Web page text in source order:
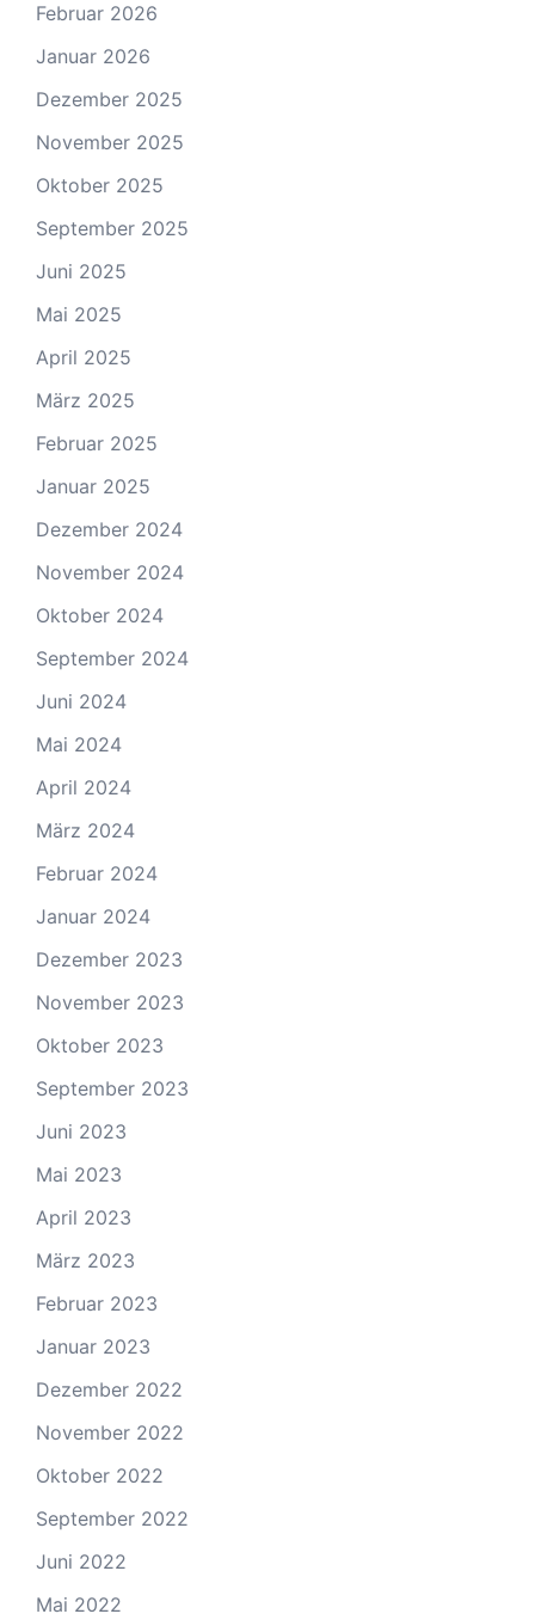
Februar 2026
Januar 2026
Dezember 2025
November 2025
Oktober 2025
September 2025
Juni 2025
Mai 2025
April 2025
März 2025
Februar 2025
Januar 2025
Dezember 2024
November 2024
Oktober 2024
September 2024
Juni 2024
Mai 2024
April 2024
März 2024
Februar 2024
Januar 2024
Dezember 2023
November 2023
Oktober 2023
September 2023
Juni 2023
Mai 2023
April 2023
März 2023
Februar 2023
Januar 2023
Dezember 2022
November 2022
Oktober 2022
September 2022
Juni 2022
Mai 2022